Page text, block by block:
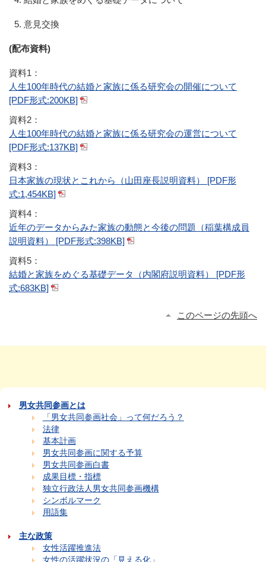
意見交換
(配布資料)
資料1：
人生100年時代の結婚と家族に係る研究会の開催について
[PDF形式:200KB]
資料2：
人生100年時代の結婚と家族に係る研究会の運営について
[PDF形式:137KB]
資料3：
日本家族の現状とこれから（山田座長説明資料） [PDF形
式:1,454KB]
資料4：
近年のデータからみた家族の動態と今後の問題（稲葉構成員
説明資料） [PDF形式:398KB]
資料5：
結婚と家族をめぐる基礎データ（内閣府説明資料） [PDF形
式:683KB]
このページの先頭へ